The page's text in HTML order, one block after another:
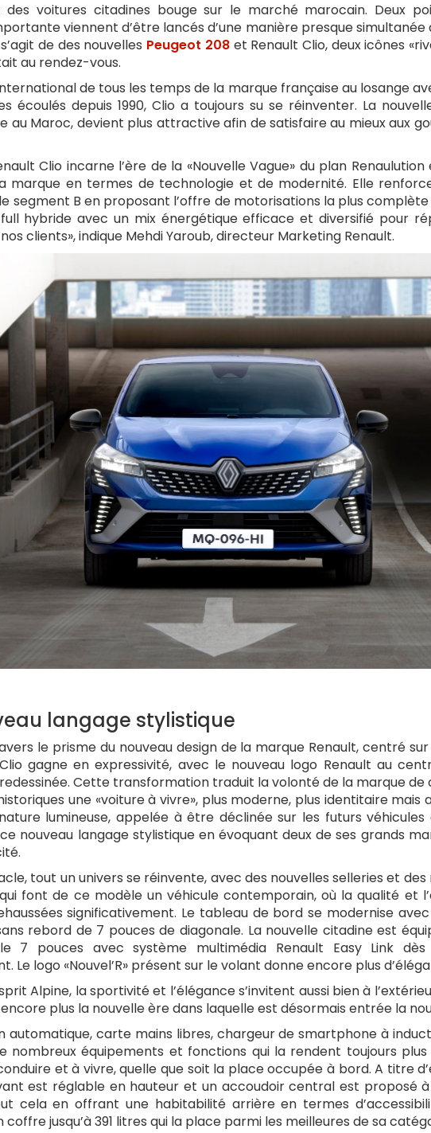
des voitures citadines bouge sur le marché marocain. Deux
viennent d’être lancés d’une manière presque simultanée
de des nouvelles Peugeot 208 et Renault Clio, deux icônes
au rendez-vous.
de tous les temps de la marque française au losange
écoulés depuis 1990, Clio a toujours su se réinventer. La
au Maroc, devient plus attractive afin de satisfaire au mieux aux
Clio incarne l’ère de la «Nouvelle Vague» du plan
marque en termes de technologie et de modernité. Elle
segment B en proposant l’offre de motorisations la plus complète
hybride avec un mix énergétique efficace et diversifié pour
clients», indique Mehdi Yaroub, directeur Marketing Renault.
langage stylistique
le prisme du nouveau design de la marque Renault, centré sur
gagne en expressivité, avec le nouveau logo Renault au
Cette transformation traduit la volonté de la marque de
une «voiture à vivre», plus moderne, plus identitaire mais
lumineuse, appelée à être déclinée sur les futurs
nouveau langage stylistique en évoquant deux de ses grands
tout un univers se réinvente, avec des nouvelles selleries et
font de ce modèle un véhicule contemporain, où la qualité et
significativement. Le tableau de bord se modernise
rebord de 7 pouces de diagonale. La nouvelle citadine est
7 pouces avec système multimédia Renault Easy Link
Le logo «Nouvel’R» présent sur le volant donne encore plus
Alpine, la sportivité et l’élégance s’invitent aussi bien à
plus la nouvelle ère dans laquelle est désormais entrée la
automatique, carte mains libres, chargeur de smartphone à
nombreux équipements et fonctions qui la rendent toujours
et à vivre, quelle que soit la place occupée à bord. A titre
est réglable en hauteur et un accoudoir central est proposé
cela en offrant une habitabilité arrière en termes
coffre jusqu’à 391 litres qui la place parmi les meilleures de sa